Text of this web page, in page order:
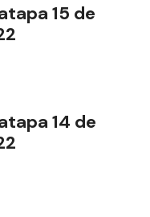
15 de
14 de